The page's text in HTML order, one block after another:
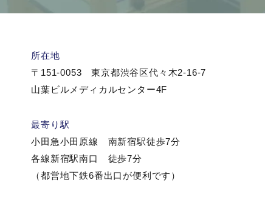
所在地
〒151-0053 東京都渋谷区代々木2-16-7
山葉ビルメディカルセンター4F
最寄り駅
小田急小田原線 南新宿駅徒歩7分
各線新宿駅南口 徒歩7分
（都営地下鉄6番出口が便利です）